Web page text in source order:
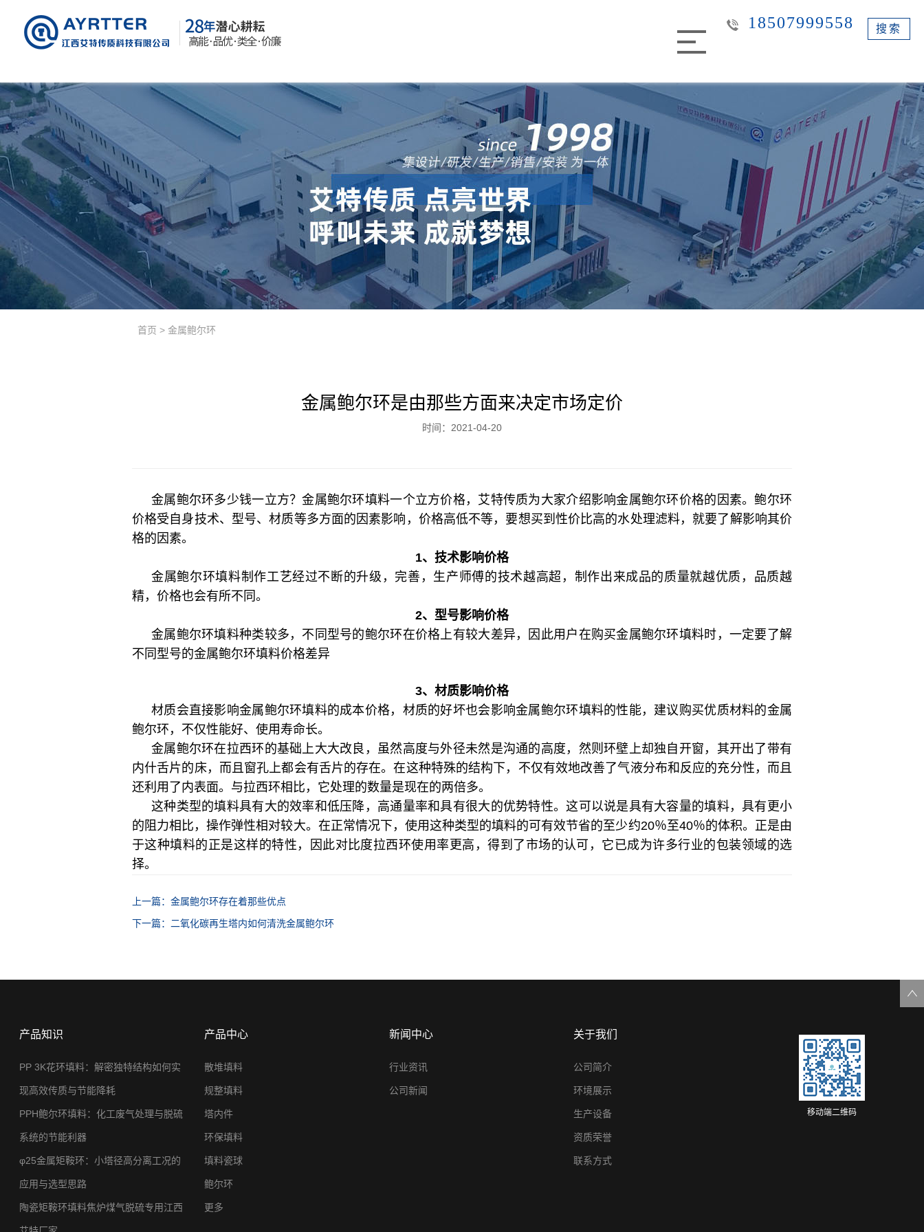
18507999558 搜索
首页 > 金属鲍尔环
金属鲍尔环是由那些方面来决定市场定价
时间：2021-04-20
金属鲍尔环多少钱一立方？金属鲍尔环填料一个立方价格，艾特传质为大家介绍影响金属鲍尔环价格的因素。鲍尔环
价格受自身技术、型号、材质等多方面的因素影响，价格高低不等，要想买到性价比高的水处理滤料，就要了解影响其价
格的因素。
1、技术影响价格
金属鲍尔环填料制作工艺经过不断的升级，完善，生产师傅的技术越高超，制作出来成品的质量就越优质，品质越
精，价格也会有所不同。
2、型号影响价格
金属鲍尔环填料种类较多，不同型号的鲍尔环在价格上有较大差异，因此用户在购买金属鲍尔环填料时，一定要了解
不同型号的金属鲍尔环填料价格差异
3、材质影响价格
材质会直接影响金属鲍尔环填料的成本价格，材质的好坏也会影响金属鲍尔环填料的性能，建议购买优质材料的金属
鲍尔环，不仅性能好、使用寿命长。
金属鲍尔环在拉西环的基础上大大改良，虽然高度与外径未然是沟通的高度，然则环壁上却独自开窗，其开出了带有
内什舌片的床，而且窗孔上都会有舌片的存在。在这种特殊的结构下，不仅有效地改善了气液分布和反应的充分性，而且
还利用了内表面。与拉西环相比，它处理的数量是现在的两倍多。
这种类型的填料具有大的效率和低压降，高通量率和具有很大的优势特性。这可以说是具有大容量的填料，具有更小
的阻力相比，操作弹性相对较大。在正常情况下，使用这种类型的填料的可有效节省的至少约20％至40％的体积。正是由
于这种填料的正是这样的特性，因此对比度拉西环使用率更高，得到了市场的认可，它已成为许多行业的包装领域的选
择。
上一篇：金属鲍尔环存在着那些优点
下一篇：二氧化碳再生塔内如何清洗金属鲍尔环
产品知识
PP 3K花环填料：解密独特结构如何实
现高效传质与节能降耗
PPH鲍尔环填料：化工废气处理与脱硫
系统的节能利器
φ25金属矩鞍环：小塔径高分离工况的
应用与选型思路
陶瓷矩鞍环填料焦炉煤气脱硫专用江西
产品中心
散堆填料
规整填料
塔内件
环保填料
填料瓷球
鲍尔环
更多
新闻中心
行业资讯
公司新闻
关于我们
公司简介
环境展示
生产设备
资质荣誉
联系方式
移动端二维码